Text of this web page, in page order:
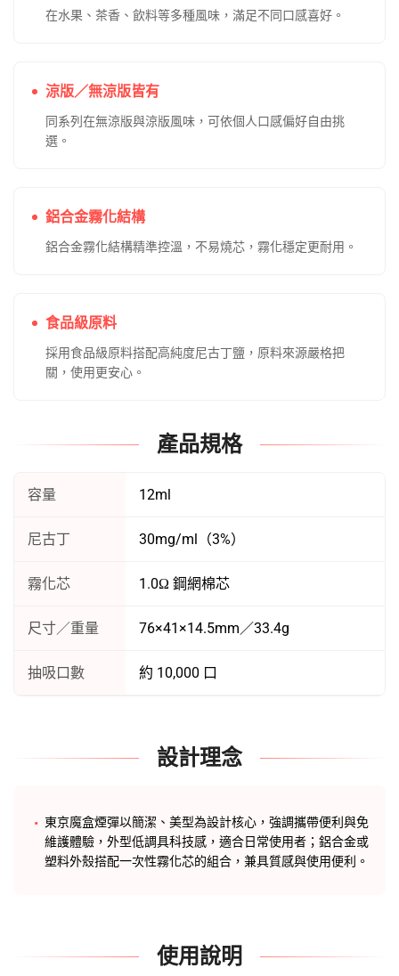
在水果、茶香、飲料等多種風味，滿足不同口感喜好。
涼版／無涼版皆有
同系列在無涼版與涼版風味，可依個人口感偏好自由挑
選。
鋁合金霧化結構
鋁合金霧化結構精準控溫，不易燒芯，霧化穩定更耐用。
食品級原料
採用食品級原料搭配高純度尼古丁鹽，原料來源嚴格把
關，使用更安心。
產品規格
容量 12ml
尼古丁 30mg/ml（3%）
霧化芯 1.0Ω 鋼網棉芯
尺寸／重量 76×41×14.5mm／33.4g
抽吸口數 約 10,000 口
設計理念
東京魔盒煙彈以簡潔、美型為設計核心，強調攜帶便利與免
維護體驗，外型低調具科技感，適合日常使用者；鋁合金或
塑料外殼搭配一次性霧化芯的組合，兼具質感與使用便利。
使用說明